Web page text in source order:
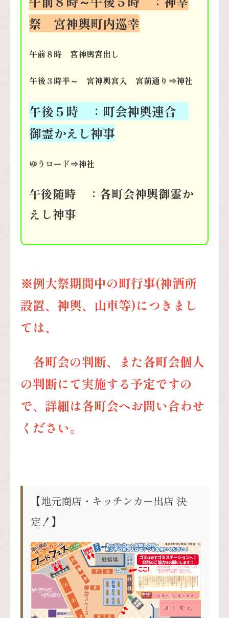
祭 宮神輿町内巡幸
午前８時 宮神輿宮出し
午後３時半～ 宮神輿宮入 宮前通り⇒神社
午後５時 ：町会神輿連合
御霊かえし神事
ゆうロード⇒神社
午後随時 ：各町会神輿御霊か
えし神事
※例大祭期間中の町行事(神酒所
設置、神輿、山車等)につきまし
ては、
各町会の判断、また各町会個人
の判断にて実施する予定ですの
で、詳細は各町会へお問い合わせ
ください。
【地元商店・キッチンカー出店 決
定！】